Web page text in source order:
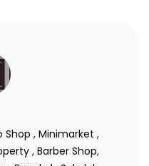
Shop , Minimarket ,
, Barber Shop,